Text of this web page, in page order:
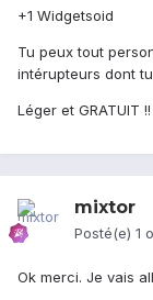
+1 Widgetsoid
Tu peux tout
intérupteurs dont
Léger et GRATUIT
mixtor
Posté(e) 1
Ok merci. Je vais